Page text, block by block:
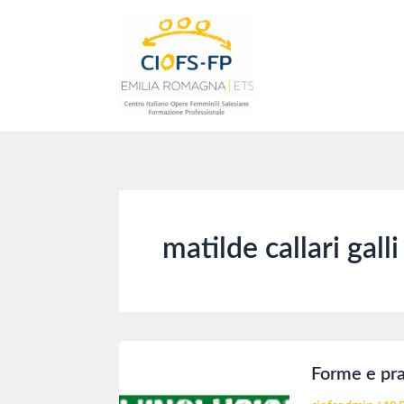
matilde callari galli
Forme e